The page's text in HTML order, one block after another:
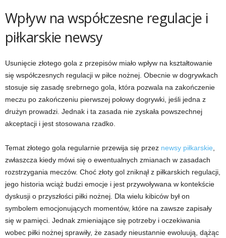
Wpływ na współczesne regulacje i
piłkarskie newsy
Usunięcie złotego gola z przepisów miało wpływ na kształtowanie
się współczesnych regulacji w piłce nożnej. Obecnie w dogrywkach
stosuje się zasadę srebrnego gola, która pozwala na zakończenie
meczu po zakończeniu pierwszej połowy dogrywki, jeśli jedna z
drużyn prowadzi. Jednak i ta zasada nie zyskała powszechnej
akceptacji i jest stosowana rzadko.
Temat złotego gola regularnie przewija się przez newsy piłkarskie
zwłaszcza kiedy mówi się o ewentualnych zmianach w zasadach
rozstrzygania meczów. Choć złoty gol zniknął z piłkarskich regulacji,
jego historia wciąż budzi emocje i jest przywoływana w kontekście
dyskusji o przyszłości piłki nożnej. Dla wielu kibiców był on
symbolem emocjonujących momentów, które na zawsze zapisały
się w pamięci. Jednak zmieniające się potrzeby i oczekiwania
wobec piłki nożnej sprawiły, że zasady nieustannie ewoluują, dążąc